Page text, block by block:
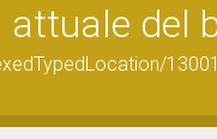
del